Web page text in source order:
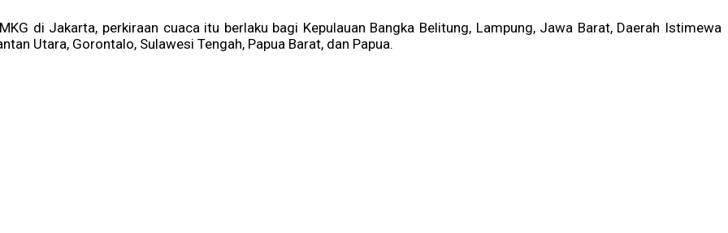
di Jakarta, perkiraan cuaca itu berlaku bagi Kepulauan Bangka Belitung, Lampung, Jawa Barat, Daerah Istimewa
Utara, Gorontalo, Sulawesi Tengah, Papua Barat, dan Papua.